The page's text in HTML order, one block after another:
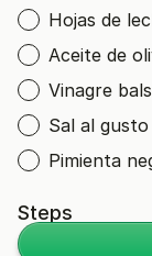
Hojas de
Aceite de
Vinagre
Sal al gusto
Pimienta
Steps